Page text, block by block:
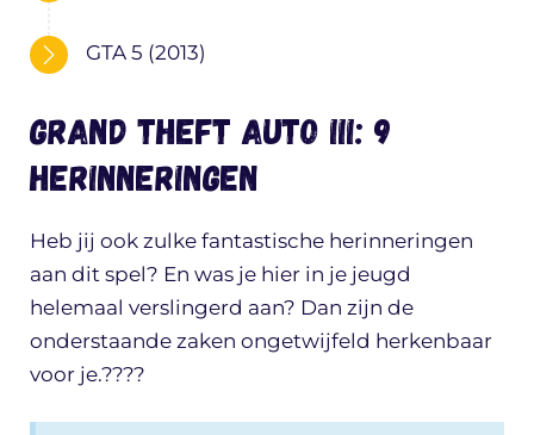
GTA 5 (2013)
Grand Theft Auto III: 9
herinneringen
Heb jij ook zulke fantastische herinneringen
aan dit spel? En was je hier in je jeugd
helemaal verslingerd aan? Dan zijn de
onderstaande zaken ongetwijfeld herkenbaar
voor je.????